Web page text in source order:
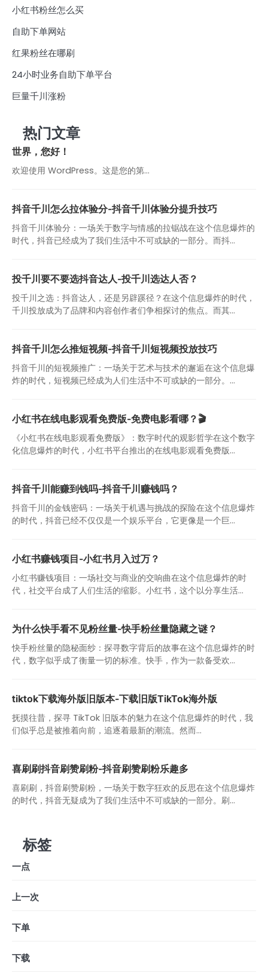
小红书粉丝怎么买
自助下单网站
红果粉丝在哪刷
24小时业务自助下单平台
巨量千川涨粉
热门文章
世界，您好！
欢迎使用 WordPress。这是您的第…
抖音千川怎么拉体验分-抖音千川体验分提升技巧
抖音千川体验分：一场关于数字与情感的拉锯战在这个信息爆炸的
时代，抖音已经成为了我们生活中不可或缺的一部分。而抖...
投千川要不要选抖音达人-投千川选达人否？
投千川之选：抖音达人，还是另辟蹊径？在这个信息爆炸的时代，
千川投放成为了品牌和内容创作者们争相探讨的焦点。而其...
抖音千川怎么推短视频-抖音千川短视频投放技巧
抖音千川的短视频推广：一场关于艺术与技术的邂逅在这个信息爆
炸的时代，短视频已经成为人们生活中不可或缺的一部分。...
小红书在线电影观看免费版-免费电影看哪？🎬
《小红书在线电影观看免费版》：数字时代的观影哲学在这个数字
化信息爆炸的时代，小红书平台推出的在线电影观看免费版...
抖音千川能赚到钱吗-抖音千川赚钱吗？
抖音千川的金钱密码：一场关于机遇与挑战的探险在这个信息爆炸
的时代，抖音已经不仅仅是一个娱乐平台，它更像是一个巨...
小红书赚钱项目-小红书月入过万？
小红书赚钱项目：一场社交与商业的交响曲在这个信息爆炸的时
代，社交平台成了人们生活的缩影。小红书，这个以分享生活...
为什么快手看不见粉丝量-快手粉丝量隐藏之谜？
快手粉丝量的隐秘面纱：探寻数字背后的故事在这个信息爆炸的时
代，数字似乎成了衡量一切的标准。快手，作为一款备受欢...
tiktok下载海外版旧版本-下载旧版TikTok海外版
抚摸往昔，探寻 TikTok 旧版本的魅力在这个信息爆炸的时代，我
们似乎总是被推着向前，追逐着最新的潮流。然而...
喜刷刷抖音刷赞刷粉-抖音刷赞刷粉乐趣多
喜刷刷，抖音刷赞刷粉，一场关于数字狂欢的反思在这个信息爆炸
的时代，抖音无疑成为了我们生活中不可或缺的一部分。刷...
标签
一点
上一次
下单
下载